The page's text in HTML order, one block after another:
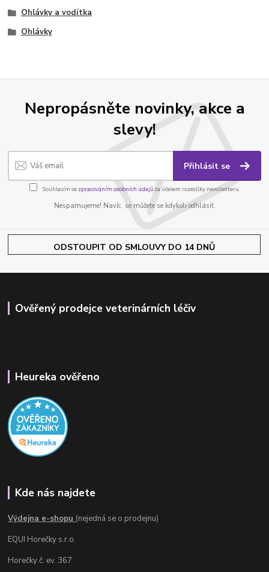
Ohlávky a vodítka
Ohlávky
Nepropásněte novinky, akce a
slevy!
Přihlásit se
Souhlasím se zpracováním osobních údajůza účelem rozesílky newsletteru.
Nespamujeme! Navíc, se můžete se kdykoli odhlásit.
ODSTOUPIT OD SMLOUVY DO 14 DNŮ
Ověřený prodejce veterinárních léčiv
Heureka ověřeno
Kde nás najdete
Výdejna e-shopu (nejedná se o prodejnu)
EQUI Horečky s.r.o.
Horečky č. ev. 367